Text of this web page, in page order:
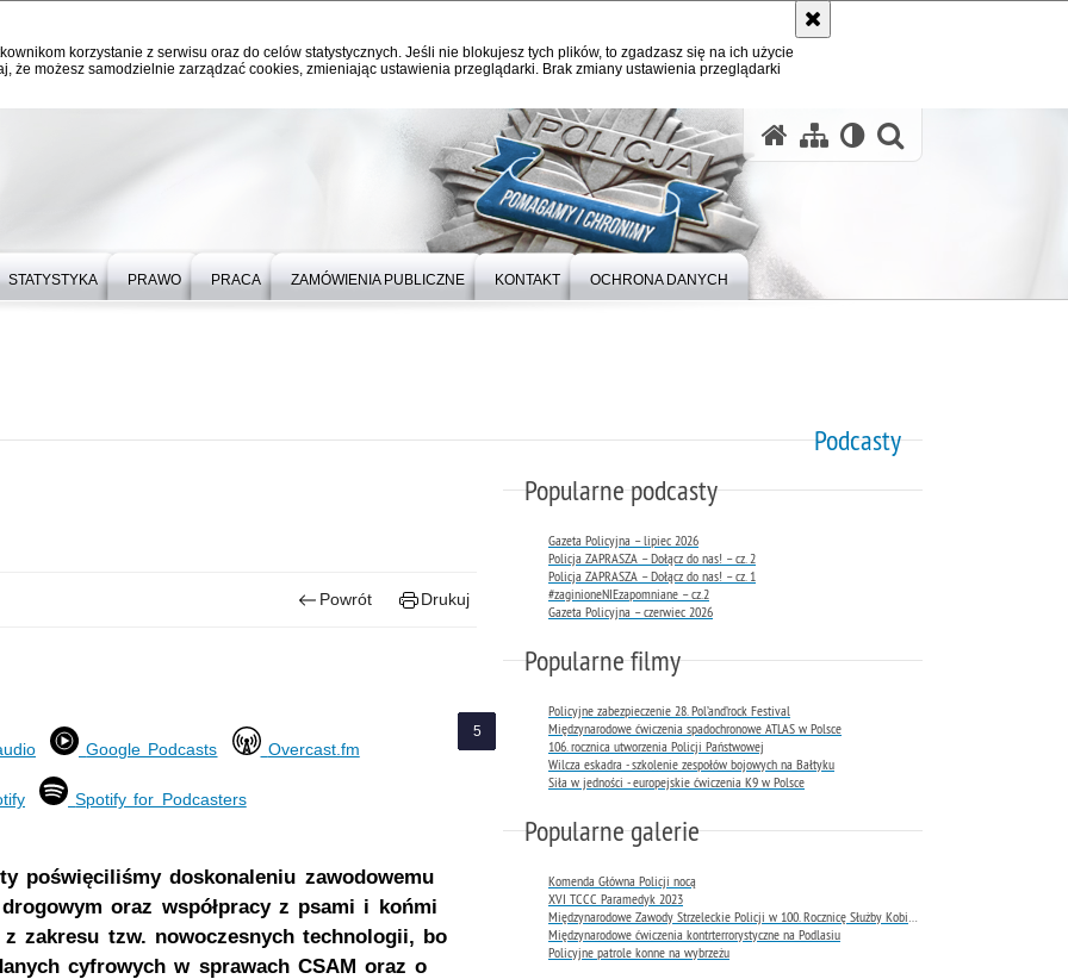
korzystanie z serwisu oraz do celów statystycznych. Jeśli nie blokujesz tych plików, to zgadzasz się na ich użycie
że możesz samodzielnie zarządzać cookies, zmieniając ustawienia przeglądarki. Brak zmiany ustawienia przeglądarki
STATYSTYKA PRAWO PRACA ZAMÓWIENIA PUBLICZNE KONTAKT OCHRONA DANYCH
Podcasty
Powrót Drukuj
Google Podcasts Overcast.fm
Spotify for Podcasters
poświęciliśmy doskonaleniu zawodowemu
oraz współpracy z psami i końmi
zakresu tzw. nowoczesnych technologii, bo
cyfrowych w sprawach CSAM oraz o
Popularne podcasty
Gazeta Policyjna – lipiec 2026
Policja ZAPRASZA – Dołącz do nas! – cz. 2
Policja ZAPRASZA – Dołącz do nas! – cz. 1
#zaginioneNIEzapomniane – cz.2
Gazeta Policyjna – czerwiec 2026
Popularne filmy
Policyjne zabezpieczenie 28. Pol’and’rock Festival
Międzynarodowe ćwiczenia spadochronowe ATLAS w Polsce
106. rocznica utworzenia Policji Państwowej
Wilcza eskadra - szkolenie zespołów bojowych na Bałtyku
Siła w jedności - europejskie ćwiczenia K9 w Polsce
Popularne galerie
Komenda Główna Policji nocą
XVI TCCC Paramedyk 2023
Międzynarodowe Zawody Strzeleckie Policji w 100. Rocznicę Służby Kobiet w Policji
Międzynarodowe ćwiczenia kontrterrorystyczne na Podlasiu
Policyjne patrole konne na wybrzeżu